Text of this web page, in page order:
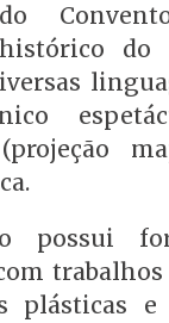
do
possui
trabalhos
plásticas e